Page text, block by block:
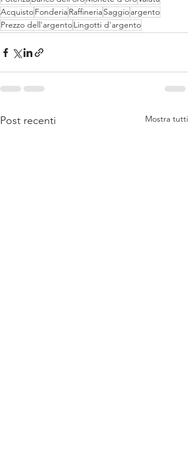
AcquistoFonderiaRaffineriaSaggioargento
Prezzo dell'argentoLingotti d'argento
Post recenti Mostra tutti